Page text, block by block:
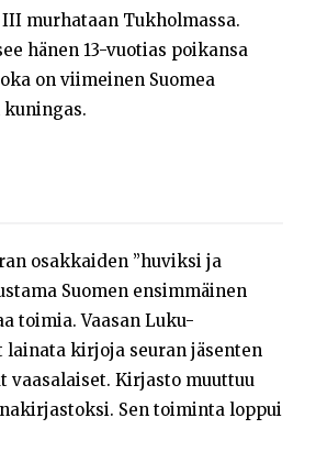
murhataan Tukholmassa.
hänen 13-vuotias poikansa
on viimeinen Suomea
osakkaiden ”huviksi ja
Suomen ensimmäinen
toimia. Vaasan Luku-
lainata kirjoja seuran jäsenten
vaasalaiset. Kirjasto muuttuu
Sen toiminta loppui